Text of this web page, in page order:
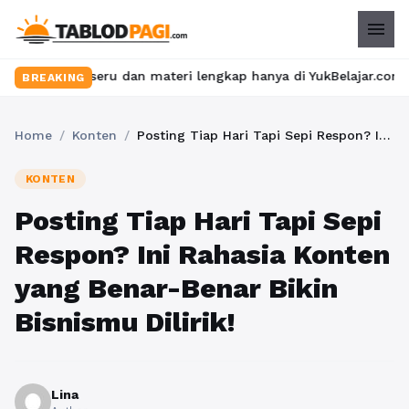
menu
BREAKING
dan materi lengkap hanya di YukBelajar.com. Mulai
Home / Konten / Posting Tiap Hari Tapi Sepi Respon? Ini Rahasia Konten yang Benar-Benar Bikin Bisnismu Dilirik!
KONTEN
Posting Tiap Hari Tapi Sepi
Respon? Ini Rahasia Konten
yang Benar-Benar Bikin
Bisnismu Dilirik!
Lina